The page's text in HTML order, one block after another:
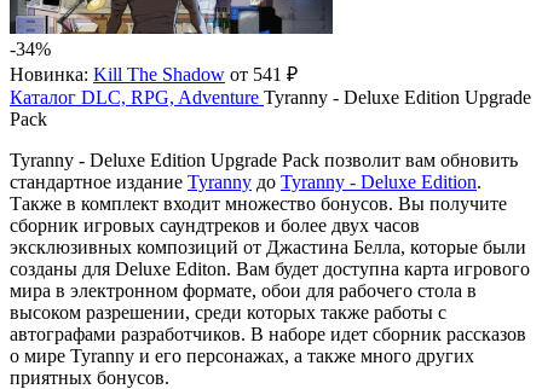
-34%
Новинка: Kill The Shadow от 541 ₽
Каталог DLC, RPG, Adventure Tyranny - Deluxe Edition Upgrade
Pack
Tyranny - Deluxe Edition Upgrade Pack позволит вам обновить
стандартное издание Tyranny до Tyranny - Deluxe Edition.
Также в комплект входит множество бонусов. Вы получите
сборник игровых саундтреков и более двух часов
эксклюзивных композиций от Джастина Белла, которые были
созданы для Deluxe Editon. Вам будет доступна карта игрового
мира в электронном формате, обои для рабочего стола в
высоком разрешении, среди которых также работы с
автографами разработчиков. В наборе идет сборник рассказов
о мире Tyranny и его персонажах, а также много других
приятных бонусов.